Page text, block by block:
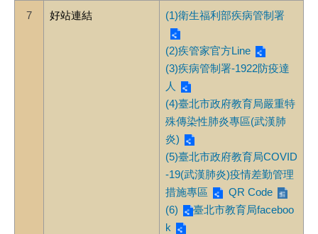
7 好站連結 (1)衛生福利部疾病管制署
(2)疾管家官方Line
(3)疾病管制署-1922防疫達
人
(4)臺北市政府教育局嚴重特
殊傳染性肺炎專區(武漢肺
炎)
(5)臺北市政府教育局COVID
-19(武漢肺炎)疫情差勤管理
措施專區
QR Code
(6)
臺北市教育局faceboo
k